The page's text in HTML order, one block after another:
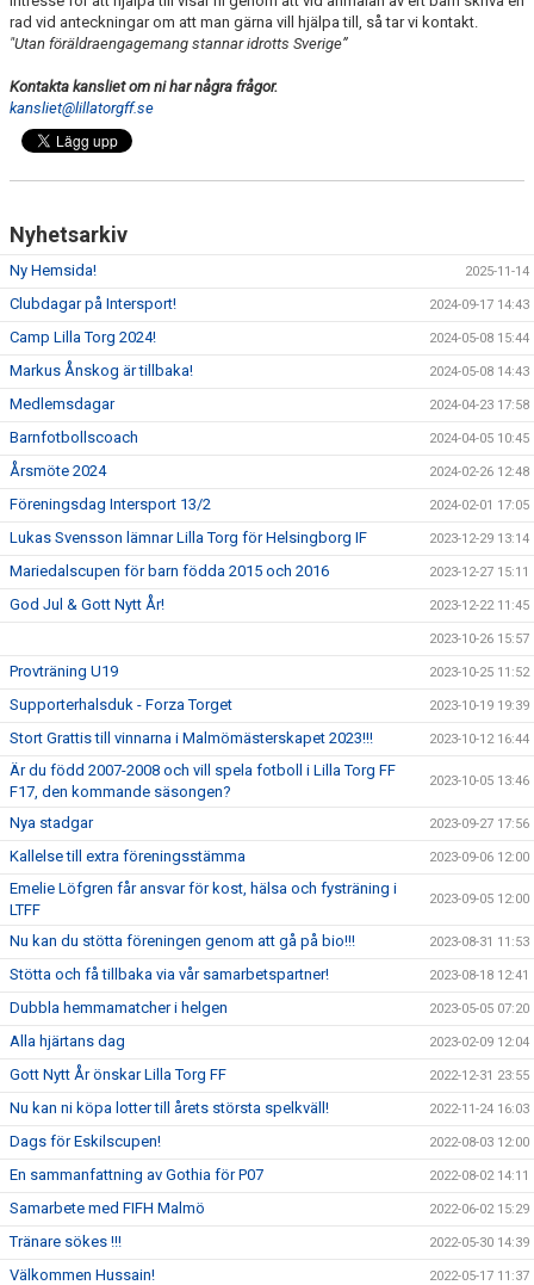
rad vid anteckningar om att man gärna vill hjälpa till, så tar vi kontakt.
"Utan föräldraengagemang stannar idrotts Sverige”
Kontakta kansliet om ni har några frågor.
kansliet@lillatorgff.se
Nyhetsarkiv
Ny Hemsida! 2025-11-14
Clubdagar på Intersport! 2024-09-17 14:43
Camp Lilla Torg 2024! 2024-05-08 15:44
Markus Ånskog är tillbaka! 2024-05-08 14:43
Medlemsdagar 2024-04-23 17:58
Barnfotbollscoach 2024-04-05 10:45
Årsmöte 2024 2024-02-26 12:48
Föreningsdag Intersport 13/2 2024-02-01 17:05
Lukas Svensson lämnar Lilla Torg för Helsingborg IF 2023-12-29 13:14
Mariedalscupen för barn födda 2015 och 2016 2023-12-27 15:11
God Jul & Gott Nytt År! 2023-12-22 11:45
2023-10-26 15:57
Provträning U19 2023-10-25 11:52
Supporterhalsduk - Forza Torget 2023-10-19 19:39
Stort Grattis till vinnarna i Malmömästerskapet 2023!!! 2023-10-12 16:44
Är du född 2007-2008 och vill spela fotboll i Lilla Torg FF
F17, den kommande säsongen?
2023-10-05 13:46
Nya stadgar 2023-09-27 17:56
Kallelse till extra föreningsstämma 2023-09-06 12:00
Emelie Löfgren får ansvar för kost, hälsa och fysträning i
LTFF
2023-09-05 12:00
Nu kan du stötta föreningen genom att gå på bio!!! 2023-08-31 11:53
Stötta och få tillbaka via vår samarbetspartner! 2023-08-18 12:41
Dubbla hemmamatcher i helgen 2023-05-05 07:20
Alla hjärtans dag 2023-02-09 12:04
Gott Nytt År önskar Lilla Torg FF 2022-12-31 23:55
Nu kan ni köpa lotter till årets största spelkväll! 2022-11-24 16:03
Dags för Eskilscupen! 2022-08-03 12:00
En sammanfattning av Gothia för P07 2022-08-02 14:11
Samarbete med FIFH Malmö 2022-06-02 15:29
Tränare sökes !!! 2022-05-30 14:39
Välkommen Hussain! 2022-05-17 11:37